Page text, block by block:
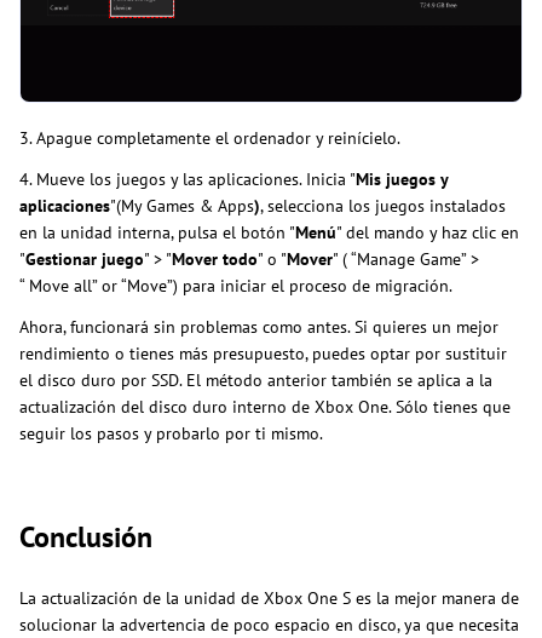
3. Apague completamente el ordenador y reinícielo.
4. Mueve los juegos y las aplicaciones. Inicia "Mis juegos y
aplicaciones"(My Games & Apps), selecciona los juegos instalados
en la unidad interna, pulsa el botón "Menú" del mando y haz clic en
"Gestionar juego" > "Mover todo" o "Mover" ( “Manage Game” >
“ Move all” or “Move”) para iniciar el proceso de migración.
Ahora, funcionará sin problemas como antes. Si quieres un mejor
rendimiento o tienes más presupuesto, puedes optar por sustituir
el disco duro por SSD. El método anterior también se aplica a la
actualización del disco duro interno de Xbox One. Sólo tienes que
seguir los pasos y probarlo por ti mismo.
Conclusión
La actualización de la unidad de Xbox One S es la mejor manera de
solucionar la advertencia de poco espacio en disco, ya que necesita